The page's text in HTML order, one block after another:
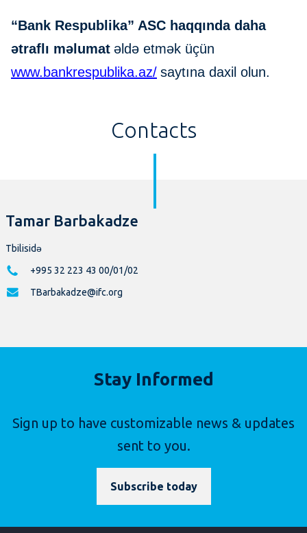
“Bank Respublika” ASC haqqında daha
ətraflı məlumat əldə etmək üçün
www.bankrespublika.az/ saytına daxil olun.
Contacts
Tamar Barbakadze
Tbilisidə
+995 32 223 43 00/01/02
TBarbakadze@ifc.org
Stay Informed
Sign up to have customizable news & updates
sent to you.
Subscribe today